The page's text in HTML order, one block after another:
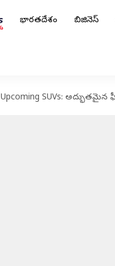
భారతదేశం బిజినెస్
Upcoming SUVs: